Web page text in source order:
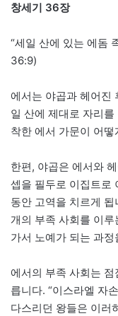
창세기 36장
“세일 산에 있는 에돔
36:9)
에서는 야곱과 헤어진
일 산에 제대로 자리
착한 에서 가문이 어
한편, 야곱은 에서와
셉을 필두로 이집트로
동안 고역을 치르게
개의 부족 사회를 이
가서 노예가 되는 과정
에서의 부족 사회는
릅니다. “이스라엘 자
다스리던 왕들은 이러